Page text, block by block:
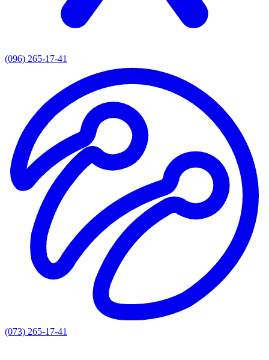
(096) 265-17-41
(073) 265-17-41